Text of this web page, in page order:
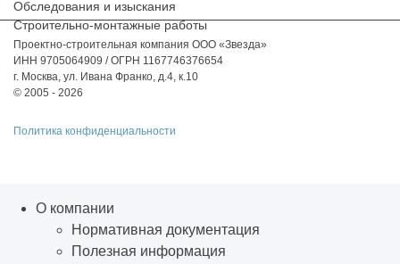
Обследования и изыскания
Строительно-монтажные работы
Проектно-строительная компания ООО «Звезда»
ИНН 9705064909 / ОГРН 1167746376654
г. Москва, ул. Ивана Франко, д.4, к.10
© 2005 - 2026
Политика конфиденциальности
О компании
Нормативная документация
Полезная информация